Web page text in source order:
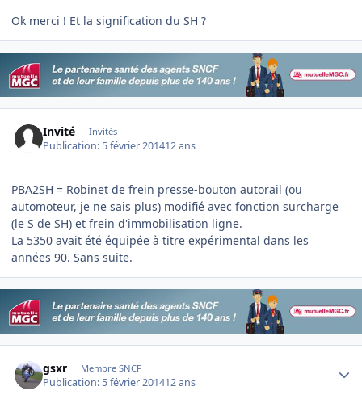
Ok merci ! Et la signification du SH ?
Invité Invités
Publication: 5 février 201412 ans
PBA2SH = Robinet de frein presse-bouton autorail (ou
automoteur, je ne sais plus) modifié avec fonction surcharge
(le S de SH) et frein d'immobilisation ligne.
La 5350 avait été équipée à titre expérimental dans les
années 90. Sans suite.
gsxr Membre SNCF
Publication: 5 février 201412 ans